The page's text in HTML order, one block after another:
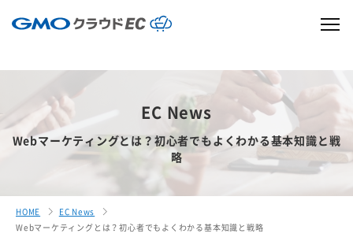
EC News
Webマーケティングとは？初心者でもよくわかる基本知識と戦
略
HOME
EC News
Webマーケティングとは？初心者でもよくわかる基本知識と戦略